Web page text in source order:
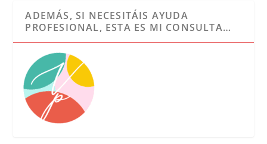
ADEMÁS, SI NECESITÁIS AYUDA
PROFESIONAL, ESTA ES MI CONSULTA…